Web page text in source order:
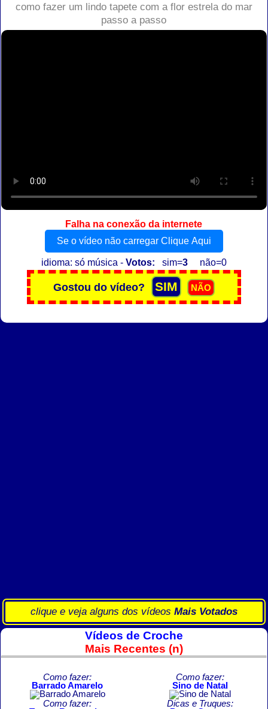
como fazer um lindo tapete com a flor estrela do mar
passo a passo
Falha na conexão da internete
Se o vídeo não carregar Clique Aqui
idioma: só música - Votos: sim=3não=0
clique e veja alguns dos vídeos Mais Votados
Vídeos de Croche
Mais Recentes (n)
Como fazer:
Barrado Amarelo
Como fazer:
Sino de Natal
Como fazer:
Dicas e Truques: